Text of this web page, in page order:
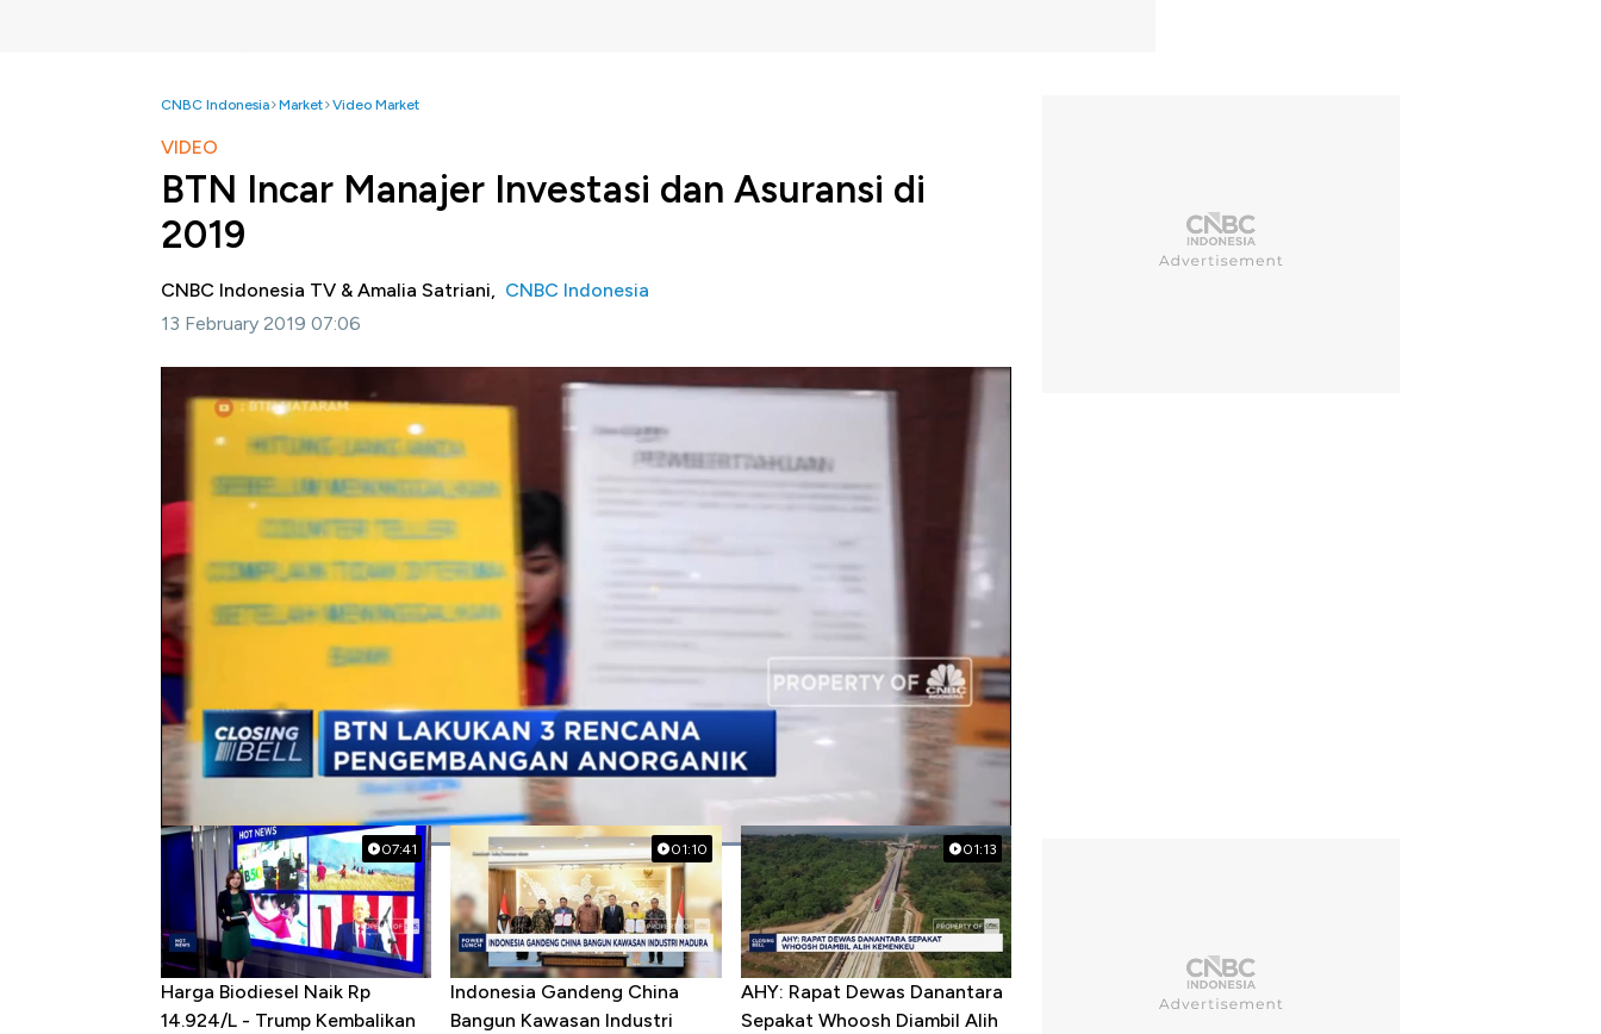
CNBC Indonesia Market Video Market
VIDEO
BTN Incar Manajer Investasi dan Asuransi di
2019
CNBC Indonesia TV & Amalia Satriani, CNBC Indonesia
13 February 2019 07:06
PT Bank Tabungan Negara Tbk (IDX: BBTN
) berniat untuk berekspansi
secara anorganik melalui proses akuisisi. Ada sejumlah rencana akuisisi yang akan dilakukan
tahun 2019. Untuk kebutuhan ini, bank pelat merah ini menyiapkan dana Rp 6,7 triliun.
Simak informasinya dalam Closing Bell CNBC Indonesia (Selasa, 12/02/2019) di video berikut ini.
#btn #bbtn
Popular Videos
07:41
Harga Biodiesel Naik Rp
14.924/L - Trump Kembalikan
01:10
Indonesia Gandeng China
Bangun Kawasan Industri
01:13
AHY: Rapat Dewas Danantara
Sepakat Whoosh Diambil Alih